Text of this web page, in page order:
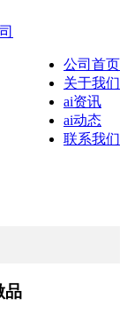
公司首页
关于我们
ai资讯
ai动态
联系我们
品